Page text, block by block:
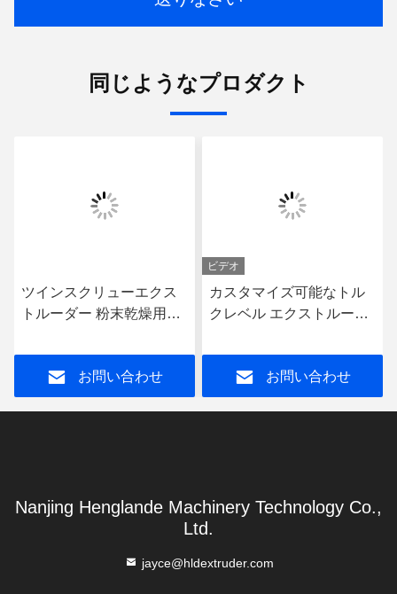
同じようなプロダクト
ツインスクリューエクス
トルーダー 粉末乾燥用高
型
お問い合わせ
ビデオ
カスタマイズ可能なトル
クレベル エクストルーダ
ンスクリュー エクストル
ーダーギアボックス
お問い合わせ
Nanjing Henglande Machinery Technology Co.,
Ltd.
jayce@hldextruder.com